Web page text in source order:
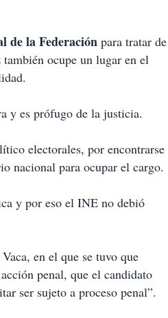
de la Federación para tratar de
también ocupe un lugar en el
y es prófugo de la justicia.
electorales, por encontrarse
nacional para ocupar el cargo.
y por eso el INE no debió
en el que se tuvo que
penal, que el candidato
ser sujeto a proceso penal”.